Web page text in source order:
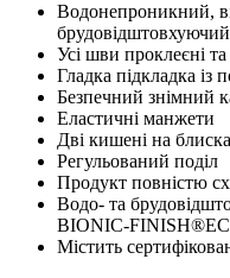
Водонепроникний,
брудовідштовхуючий
Усі шви проклеєні
Гладка підкладка із
Безпечний знімний
Еластичні манжети
Дві кишені на
Регульований поділ
Продукт повністю
Водо- та
BIONIC-
Містить